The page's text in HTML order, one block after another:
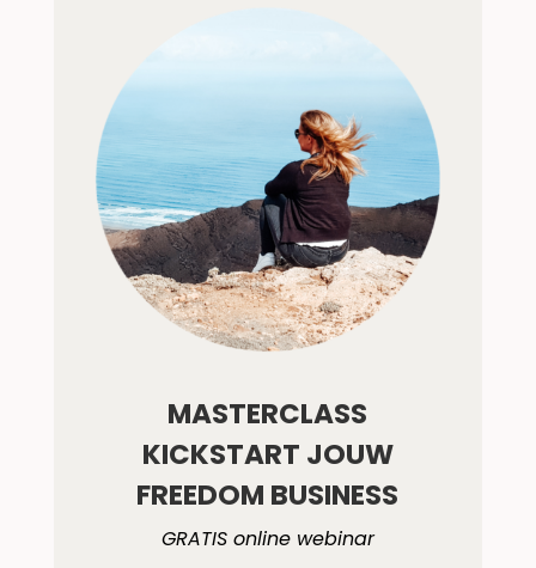
MASTERCLASS
KICKSTART JOUW
FREEDOM BUSINESS
GRATIS online webinar